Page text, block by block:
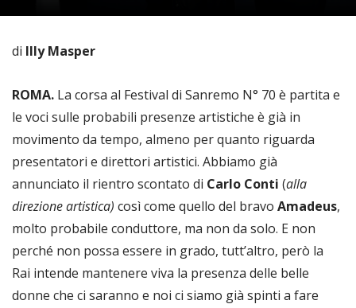
di Illy Masper
ROMA. La corsa al Festival di Sanremo N° 70 è partita e
le voci sulle probabili presenze artistiche è già in
movimento da tempo, almeno per quanto riguarda
presentatori e direttori artistici. Abbiamo già
annunciato il rientro scontato di Carlo Conti (alla
direzione artistica) così come quello del bravo Amadeus,
molto probabile conduttore, ma non da solo. E non
perché non possa essere in grado, tutt’altro, però la
Rai intende mantenere viva la presenza delle belle
donne che ci saranno e noi ci siamo già spinti a fare